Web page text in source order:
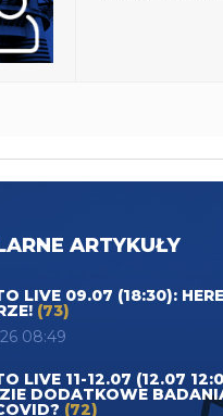
ARTYKUŁY
LIVE 09.07 (18:30):
(73)
08:49
LIVE 11-12.07 (12.07
DODATKOWE
(72)